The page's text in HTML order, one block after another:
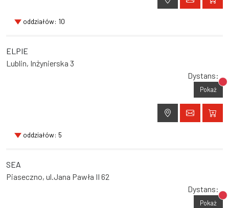
oddziałów: 10
ELPIE
Lublin, Inżynierska 3
Dystans:
Pokaż
oddziałów: 5
SEA
Piaseczno, ul.Jana Pawła II 62
Dystans:
Pokaż